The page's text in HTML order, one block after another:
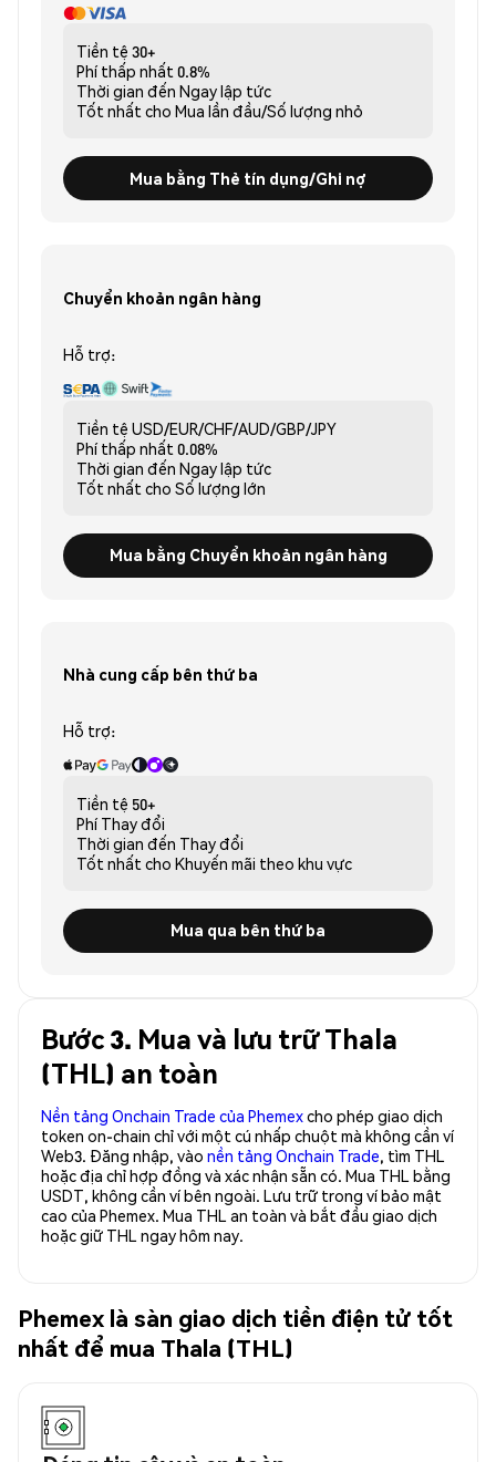
Tiền tệ 30+
Phí thấp nhất 0.8%
Thời gian đến Ngay lập tức
Tốt nhất cho Mua lần đầu/Số lượng nhỏ
Mua bằng Thẻ tín dụng/Ghi nợ
Chuyển khoản ngân hàng
Hỗ trợ:
Tiền tệ USD/EUR/CHF/AUD/GBP/JPY
Phí thấp nhất 0.08%
Thời gian đến Ngay lập tức
Tốt nhất cho Số lượng lớn
Mua bằng Chuyển khoản ngân hàng
Nhà cung cấp bên thứ ba
Hỗ trợ:
Tiền tệ 50+
Phí Thay đổi
Thời gian đến Thay đổi
Tốt nhất cho Khuyến mãi theo khu vực
Mua qua bên thứ ba
Bước 3. Mua và lưu trữ Thala
(THL) an toàn
Nền tảng Onchain Trade của Phemexcho phép giao dịch
token on-chain chỉ với một cú nhấp chuột mà không cần ví
Web3. Đăng nhập, vào nền tảng Onchain Trade, tìm THL
hoặc địa chỉ hợp đồng và xác nhận sẵn có. Mua THL bằng
USDT, không cần ví bên ngoài. Lưu trữ trong ví bảo mật
cao của Phemex. Mua THL an toàn và bắt đầu giao dịch
hoặc giữ THL ngay hôm nay.
Phemex là sàn giao dịch tiền điện tử tốt
nhất để mua Thala (THL)